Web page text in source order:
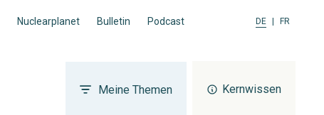
Nuclearplanet Bulletin Podcast DE FR
Meine Themen Kernwissen